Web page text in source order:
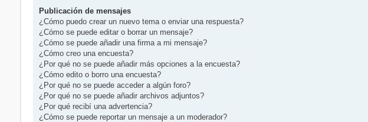
Publicación de mensajes
¿Cómo puedo crear un nuevo tema o enviar una respuesta?
¿Cómo se puede editar o borrar un mensaje?
¿Cómo se puede añadir una firma a mi mensaje?
¿Cómo creo una encuesta?
¿Por qué no se puede añadir más opciones a la encuesta?
¿Cómo edito o borro una encuesta?
¿Por qué no se puede acceder a algún foro?
¿Por qué no se puede añadir archivos adjuntos?
¿Por qué recibí una advertencia?
¿Cómo se puede reportar un mensaje a un moderador?